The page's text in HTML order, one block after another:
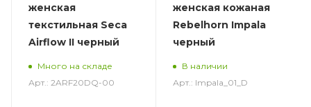
женская
текстильная Seca
Airflow II черный
Много на складе
Арт.: 2ARF20DQ-00
женская кожаная
Rebelhorn Impala
черный
В наличии
Арт.: Impala_01_D